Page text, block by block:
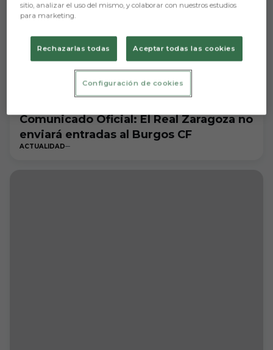
Comunicado Oficial: El Real Zaragoza no
enviará entradas al Burgos CF
ACTUALIDAD
sitio, analizar el uso del mismo, y colaborar con nuestros estudios
para marketing.
Rechazarlas todas Aceptar todas las cookies
Configuración de cookies